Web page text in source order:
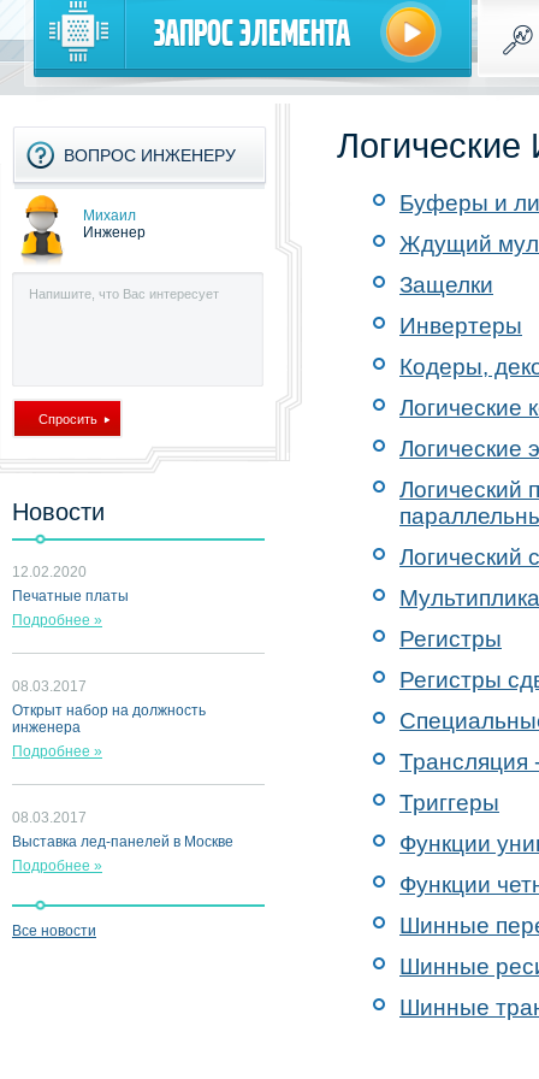
Запрос элемента
ВОПРОС ИНЖЕНЕРУ
Михаил
Инженер
Новости
12.02.2020
Печатные платы
Подробнее »
08.03.2017
Открыт набор на должность
инженера
Подробнее »
08.03.2017
Выставка лед-панелей в Москве
Подробнее »
Все новости
Буферы и
Ждущий
Защелки
Инвертеры
Кодеры,
Логические
Логические
Логический
Логический
Регистры
Регистры
Трансляция
Триггеры
Функции
Функции
Шинные
Шинные
Шинные